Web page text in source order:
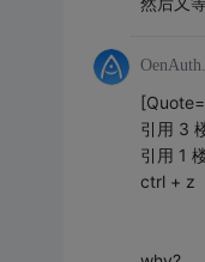
引用 3
引用 1
ctrl + z